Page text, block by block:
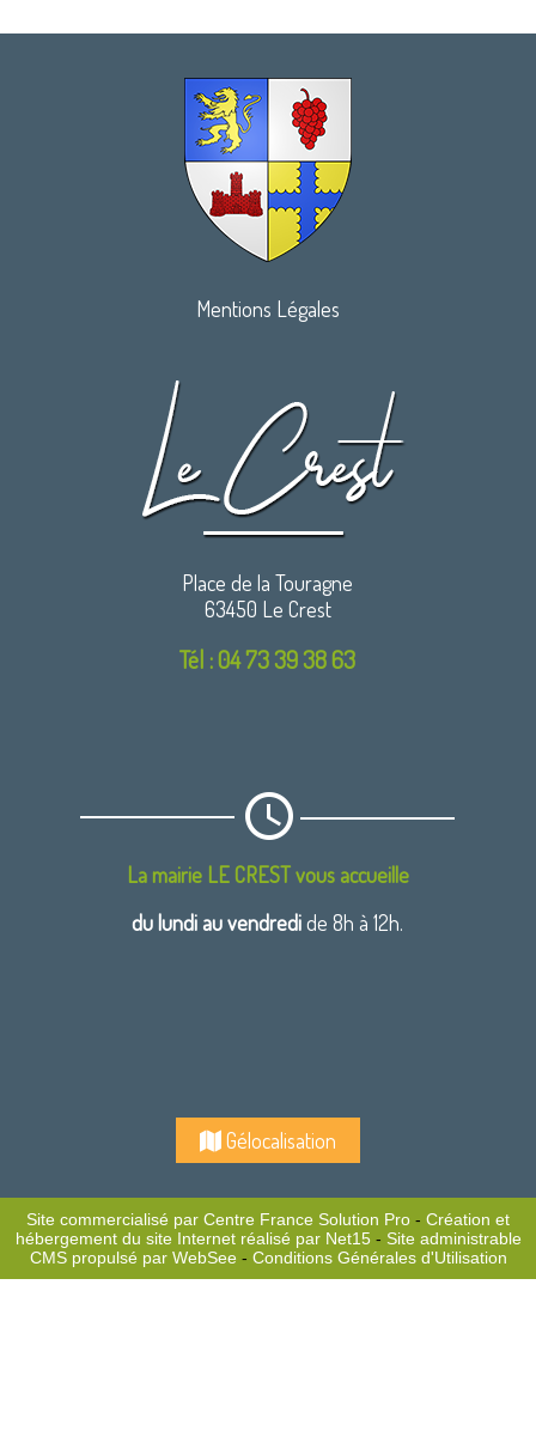
Mentions Légales
Place de la Touragne
63450 Le Crest
Tél : 04 73 39 38 63
La mairie LE CREST vous accueille
du lundi au vendredide 8h à 12h.
Gélocalisation
Site commercialisé par Centre France Solution Pro - Création et
hébergement du site Internet réalisé par Net15- Site administrable
CMS propulsé par WebSee- Conditions Générales d'Utilisation